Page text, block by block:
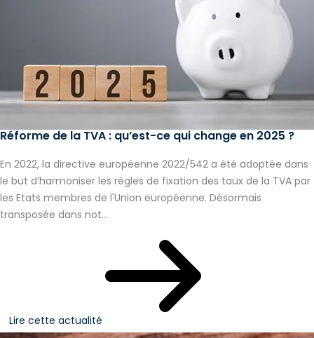
Réforme de la TVA : qu’est-ce qui change en 2025 ?
En 2022, la directive européenne 2022/542 a été adoptée dans
le but d’harmoniser les règles de fixation des taux de la TVA par
les Etats membres de l'Union européenne. Désormais
transposée dans not...
Lire cette actualité